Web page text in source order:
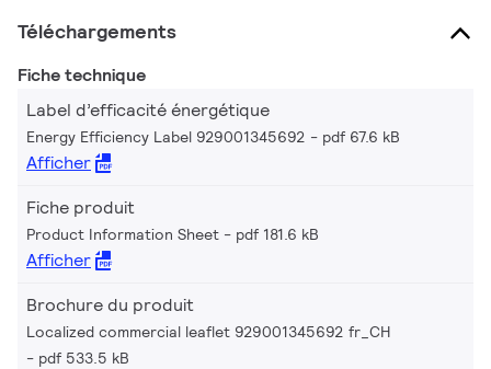
Téléchargements
Fiche technique
Label d’efficacité énergétique
Energy Efficiency Label 929001345692 pdf 67.6 kB
Afficher
Fiche produit
Product Information Sheet pdf 181.6 kB
Afficher
Brochure du produit
Localized commercial leaflet 929001345692 fr_CH
pdf 533.5 kB